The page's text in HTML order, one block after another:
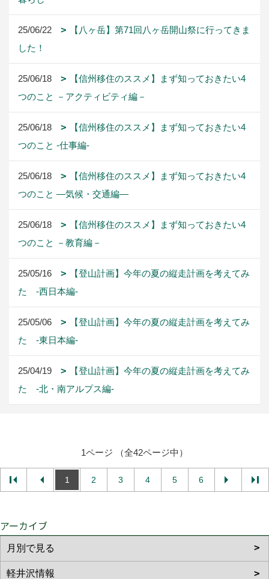
25/06/22
【八ヶ岳】第71回八ヶ岳開山祭に行ってきま
した！
25/06/18
【信州移住のススメ】まず知っておきたい4
つのこと －アクティビティ編－
25/06/18
【信州移住のススメ】まず知っておきたい4
つのこと -仕事編-
25/06/18
【信州移住のススメ】まず知っておきたい4
つのこと ―気候・交通編―
25/06/18
【信州移住のススメ】まず知っておきたい4
つのこと －教育編－
25/05/16
【登山計画】今年の夏の縦走計画を考えてみ
た -西日本編-
25/05/06
【登山計画】今年の夏の縦走計画を考えてみ
た -東日本編-
25/04/19
【登山計画】今年の夏の縦走計画を考えてみ
た -北・南アルプス編-
1ページ （全42ページ中）
1 2 3 4 5 6
アーカイブ